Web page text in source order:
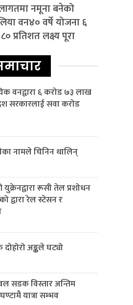
नमूना बनेको
वन४० वर्षे योजना ६
प्रतिशत लक्ष्य पूरा
वनद्वारा ६ करोड ७३ लाख
सरकारलाई सवा करोड
नामले चिनिन थालिन्
युक्रेनद्वारा रूसी तेल प्रशोधन
द्वारा रेल स्टेसन र
अङ्कले घट्यो
सडक विस्तार अन्तिम
यात्रा सम्भव